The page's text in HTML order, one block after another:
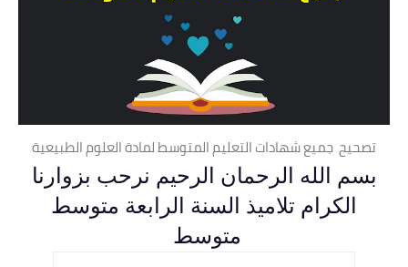
تصحيح جميع شهادات التعليم المتوسط لمادة العلوم الطبيعية
بسم الله الرحمان الرحيم نرحب بزوارنا
الكرام تلاميذ السنة الرابعة متوسط
متوسط